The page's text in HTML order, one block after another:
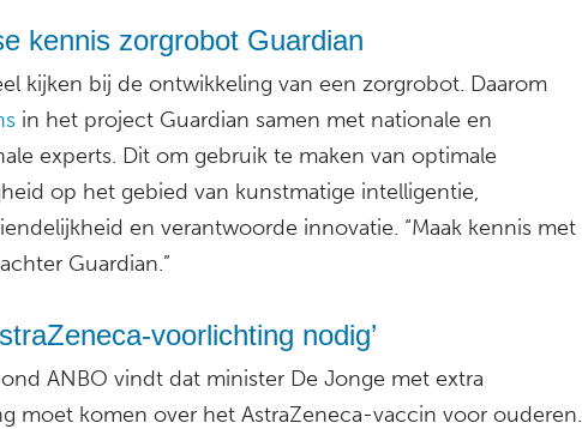
kennis zorgrobot Guardian
kijken bij de ontwikkeling van een zorgrobot. Daarom
in het project Guardian samen met nationale en
experts. Dit om gebruik te maken van optimale
op het gebied van kunstmatige intelligentie,
en verantwoorde innovatie. “Maak kennis met
Guardian.”
voorlichting nodig’
ANBO vindt dat minister De Jonge met extra
moet komen over het AstraZeneca-vaccin voor ouderen.